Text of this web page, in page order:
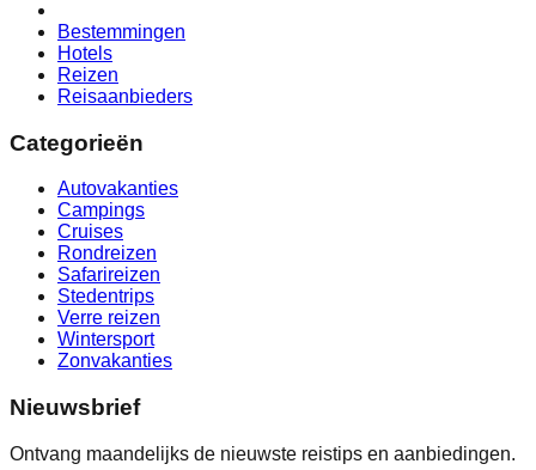
Bestemmingen
Hotels
Reizen
Reisaanbieders
Categorieën
Autovakanties
Campings
Cruises
Rondreizen
Safarireizen
Stedentrips
Verre reizen
Wintersport
Zonvakanties
Nieuwsbrief
Ontvang maandelijks de nieuwste reistips en aanbiedingen.